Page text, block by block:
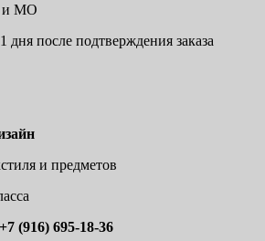
и МО
после подтверждения заказа
и предметов
+7 (916) 695-18-36